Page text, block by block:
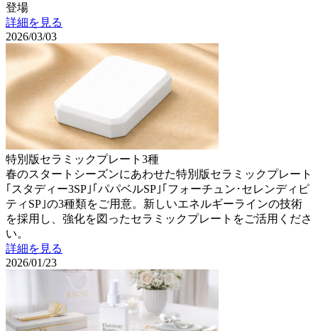
登場
詳細を見る
2026/03/03
特別版セラミックプレート3種
春のスタートシーズンにあわせた特別版セラミックプレート
｢スタディー3SP｣｢パパベルSP｣｢フォーチュン･セレンディピ
ティSP｣の3種類をご用意。新しいエネルギーラインの技術
を採用し、強化を図ったセラミックプレートをご活用くださ
い。
詳細を見る
2026/01/23